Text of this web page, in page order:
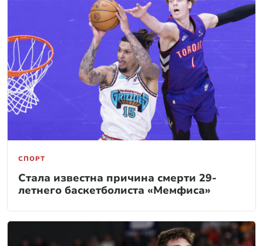
СПОРТ
Стала известна причина смерти 29-
летнего баскетболиста «Мемфиса»